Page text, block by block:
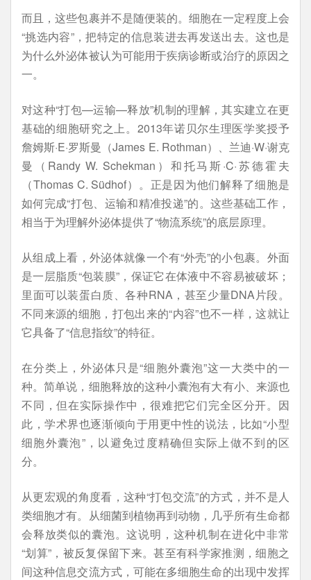
而且，这些包裹并不是随便装的。细胞在一定程度上会
“挑选内容”，把特定的信息装进去再发送出去。这也是
为什么外泌体被认为可能用于疾病诊断或治疗的原因之
一。
对这种“打包—运输—释放”机制的理解，其实建立在更
基础的细胞研究之上。2013年诺贝尔生理医学奖授予
詹姆斯·E·罗斯曼（James E. Rothman）、兰迪·W·谢克
曼（Randy W. Schekman）和托马斯·C·苏德霍夫
（Thomas C. Südhof）。正是因为他们解释了细胞是
如何完成“打包、运输和精准投递”的。这些基础工作，
相当于为理解外泌体提供了“物流系统”的底层原理。
从组成上看，外泌体就像一个有“外壳”的小包裹。外面
是一层脂质“包装膜”，保证它在体液中不容易被破坏；
里面可以装蛋白质、各种RNA，甚至少量DNA片段。
不同来源的细胞，打包出来的“内容”也不一样，这就让
它具备了“信息指纹”的特征。
在分类上，外泌体只是“细胞外囊泡”这一大类中的一
种。简单说，细胞释放的这种小囊泡有大有小、来源也
不同，但在实际操作中，很难把它们完全区分开。因
此，学术界也逐渐倾向于用更中性的说法，比如“小型
细胞外囊泡”，以避免过度精确但实际上做不到的区
分。
从更宏观的角度看，这种“打包交流”的方式，并不是人
类细胞才有。从细菌到植物再到动物，几乎所有生命都
会释放类似的囊泡。这说明，这种机制在进化中非常
“划算”，被反复保留下来。甚至有科学家推测，细胞之
间这种信息交流方式，可能在多细胞生命的出现中发挥